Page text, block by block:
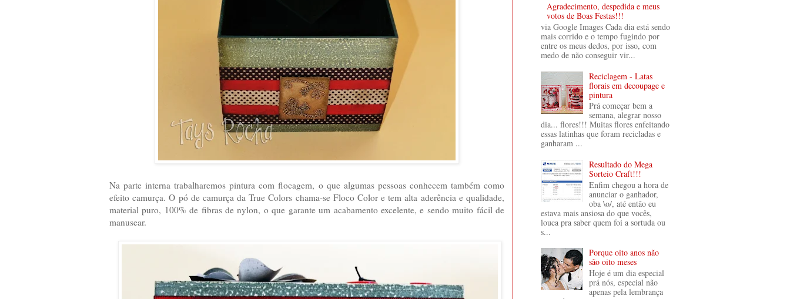
Na parte interna trabalharemos pintura com flocagem, o que algumas pessoas conhecem também como
efeito camurça. O pó de camurça da True Colors chama-se Floco Color e tem alta aderência e qualidade,
material puro, 100% de fibras de nylon, o que garante um acabamento excelente, e sendo muito fácil de
manusear.
Agradecimento, despedida e meus
votos de Boas Festas!!!
via Google Images Cada dia está sendo
mais corrido e o tempo fugindo por
entre os meus dedos, por isso, com
medo de não conseguir vir...
Reciclagem - Latas
florais em decoupage e
pintura
Prá começar bem a
semana, alegrar nosso
dia... flores!!! Muitas flores enfeitando
essas latinhas que foram recicladas e
ganharam ...
Resultado do Mega
Sorteio Craft!!!
Enfim chegou a hora de
anunciar o ganhador,
oba \o/, até então eu
estava mais ansiosa do que vocês,
louca pra saber quem foi a sortuda ou
s...
Porque oito anos não
são oito meses
Hoje é um dia especial
prá nós, especial não
apenas pela lembrança